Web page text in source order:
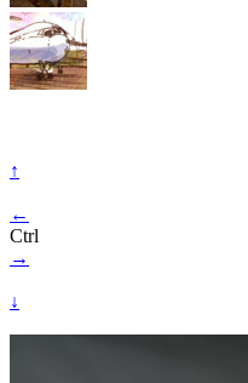
↑
←
Ctrl
→
↓